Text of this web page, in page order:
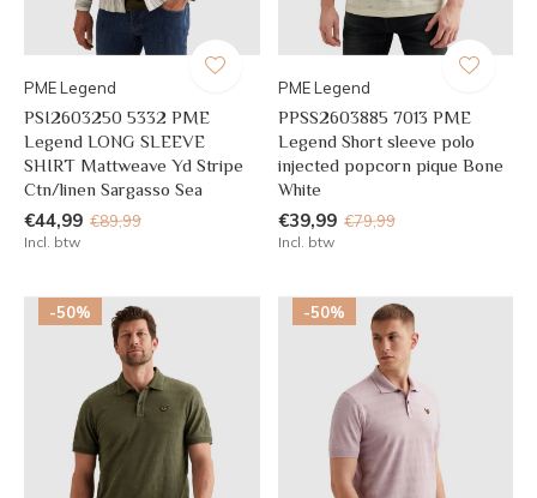
PME Legend
PSI2603250 5332 PME
Legend LONG SLEEVE
SHIRT Mattweave Yd Stripe
Ctn/linen Sargasso Sea
€44,99 €89,99
Incl. btw
PME Legend
PPSS2603885 7013 PME
Legend Short sleeve polo
injected popcorn pique Bone
White
€39,99 €79,99
Incl. btw
-50% -50%